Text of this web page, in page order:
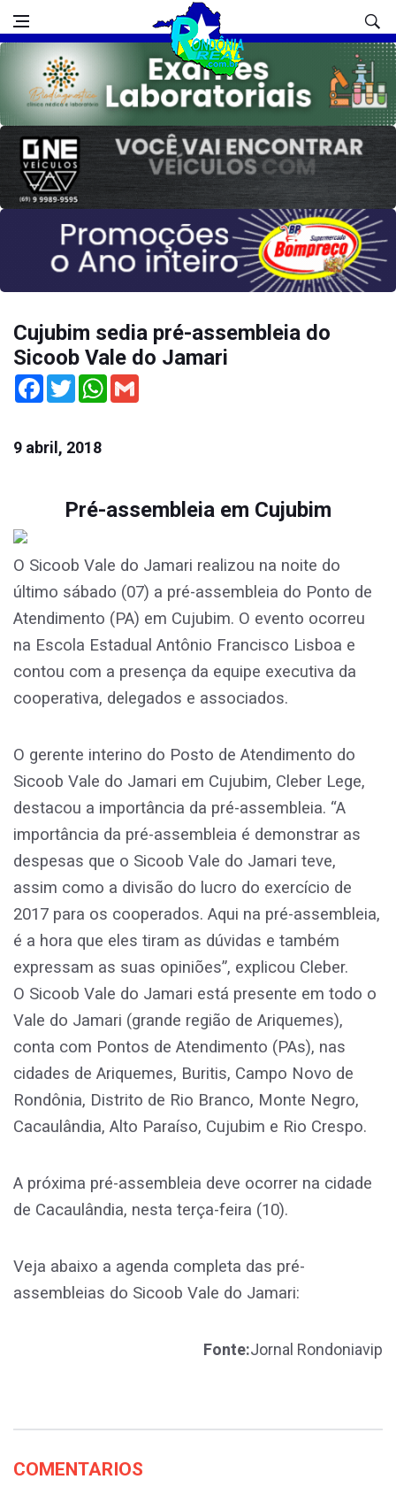
Cujubim sedia pré-assembleia do
Sicoob Vale do Jamari
Facebook
TwitterWhatsApp
9 abril, 2018
Pré-assembleia em Cujubim
O Sicoob Vale do Jamari realizou na noite do
último sábado (07) a pré-assembleia do Ponto de
Atendimento (PA) em Cujubim. O evento ocorreu
na Escola Estadual Antônio Francisco Lisboa e
contou com a presença da equipe executiva da
cooperativa, delegados e associados.
O gerente interino do Posto de Atendimento do
Sicoob Vale do Jamari em Cujubim, Cleber Lege,
destacou a importância da pré-assembleia. “A
importância da pré-assembleia é demonstrar as
despesas que o Sicoob Vale do Jamari teve,
assim como a divisão do lucro do exercício de
2017 para os cooperados. Aqui na pré-assembleia,
é a hora que eles tiram as dúvidas e também
expressam as suas opiniões”, explicou Cleber.
O Sicoob Vale do Jamari está presente em todo o
Vale do Jamari (grande região de Ariquemes),
conta com Pontos de Atendimento (PAs), nas
cidades de Ariquemes, Buritis, Campo Novo de
Rondônia, Distrito de Rio Branco, Monte Negro,
Cacaulândia, Alto Paraíso, Cujubim e Rio Crespo.
A próxima pré-assembleia deve ocorrer na cidade
de Cacaulândia, nesta terça-feira (10).
Veja abaixo a agenda completa das pré-
assembleias do Sicoob Vale do Jamari:
Fonte:Jornal Rondoniavip
COMENTARIOS